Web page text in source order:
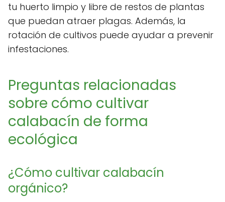
tu huerto limpio y libre de restos de plantas
que puedan atraer plagas. Además, la
rotación de cultivos puede ayudar a prevenir
infestaciones.
Preguntas relacionadas
sobre cómo cultivar
calabacín de forma
ecológica
¿Cómo cultivar calabacín
orgánico?